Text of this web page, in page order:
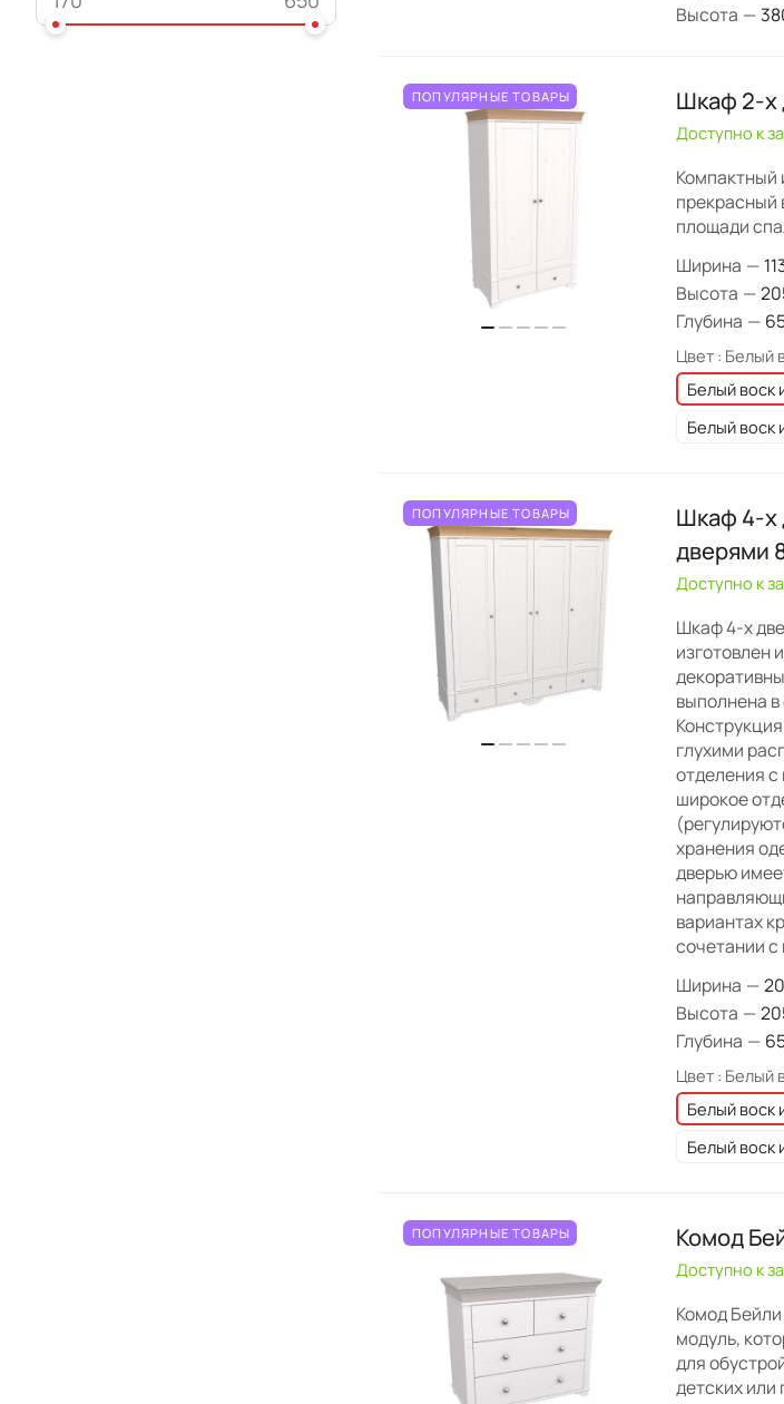
Высота —
ПОПУЛЯРНЫЕ ТОВАРЫ Шкаф 2-х
Доступно к
Компактный
прекрасный
площади
Ширина —
Высота —
Глубина —
Цвет : Белый
Белый воск
Белый воск
ПОПУЛЯРНЫЕ ТОВАРЫ
Шкаф 4-х
дверями
Доступно к
Шкаф 4-х
изготовлен
выполнена
глухими
отделения с
широкое
хранения
дверью
вариантах
сочетании с
Ширина —
Высота —
Глубина —
Цвет : Белый
Белый воск
Белый воск
ПОПУЛЯРНЫЕ ТОВАРЫ Комод
Доступно к
Комод
модуль,
для
детских или